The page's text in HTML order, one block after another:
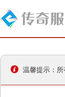
温馨提示：